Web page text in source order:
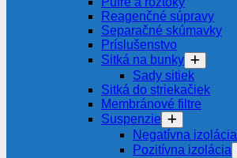
Reagenčné súpravy
Separačné skúmavky
Príslušenstvo
Sitká na bunky
Sady sitiek
Sitká do striekačiek
Membránové filtre
Suspenzie
Negatívna izolácia
Pozitívna izolácia